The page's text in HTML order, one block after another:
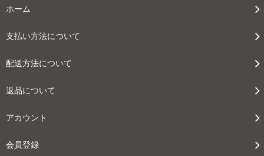
ホーム
支払い方法について
配送方法について
返品について
アカウント
会員登録